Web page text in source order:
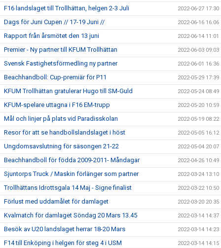
F16 landslaget till Trollhättan, helgen 2-3 Juli 2022-06-27 17:30
Dags för Juni Cupen // 17-19 Juni // 2022-06-16 16:06
Rapport från årsmötet den 13 juni 2022-06-14 11:01
Premier - Ny partner till KFUM Trollhättan 2022-06-03 09:03
Svensk Fastighetsförmedling ny partner 2022-06-01 16:36
Beachhandboll: Cup-premiär för P11 2022-05-29 17:39
KFUM Trollhättan gratulerar Hugo till SM-Guld 2022-05-24 08:49
KFUM-spelare uttagna i F16 EM-trupp 2022-05-20 10:59
Mål och linjer på plats vid Paradisskolan 2022-05-19 08:22
Resor för att se handbollslandslaget i höst 2022-05-05 16:12
Ungdomsavslutning för säsongen 21-22 2022-05-04 20:07
Beachhandboll för födda 2009-2011- Måndagar 2022-04-26 10:49
Sjuntorps Truck / Maskin förlänger som partner 2022-03-24 13:10
Trollhättans Idrottsgala 14 Maj - Signe finalist 2022-03-22 10:50
Förlust med uddamålet för damlaget 2022-03-20 20:35
Kvalmatch för damlaget Söndag 20 Mars 13.45 2022-03-14 14:37
Besök av U20 landslaget herrar 18-20 Mars 2022-03-14 14:23
F14 till Enköping i helgen för steg 4 i USM 2022-03-14 14:15